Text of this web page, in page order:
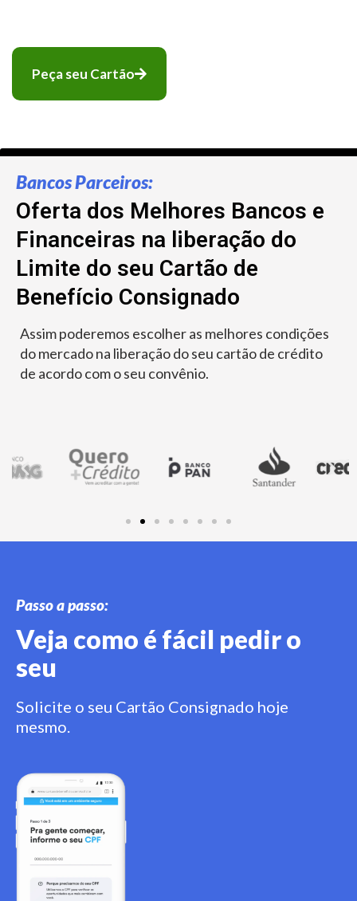
Peça seu Cartão
Bancos Parceiros:
Oferta dos Melhores Bancos e
Financeiras na liberação do
Limite do seu Cartão de
Benefício Consignado
Assim poderemos escolher as melhores condições
do mercado na liberação do seu cartão de crédito
de acordo com o seu convênio.
Passo a passo:
Veja como é fácil pedir o
seu
Solicite o seu Cartão Consignado hoje
mesmo.